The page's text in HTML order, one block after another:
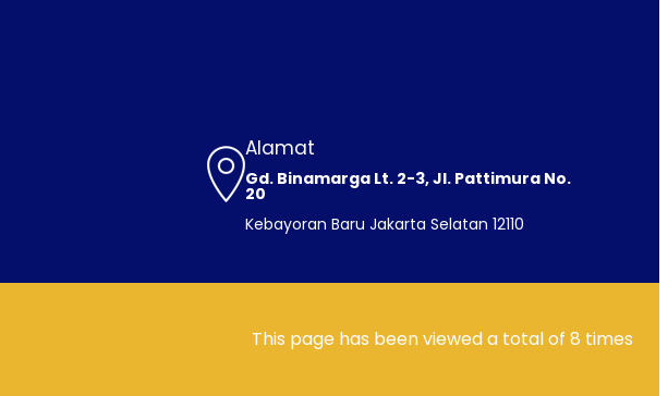
Alamat
Gd. Binamarga Lt. 2-3, Jl. Pattimura No.
20
Kebayoran Baru Jakarta Selatan 12110
This page has been viewed a total of 8 times